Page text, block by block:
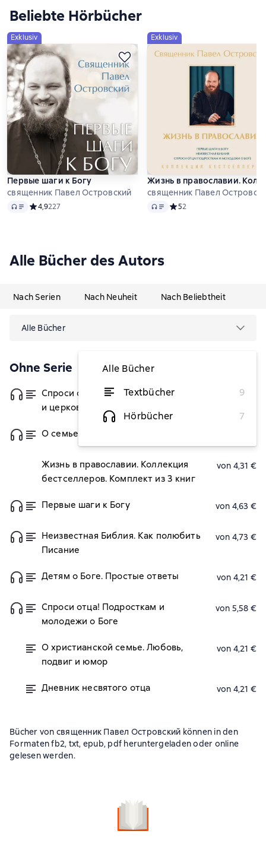
Beliebte Hörbücher
Exklusiv
Первые шаги к Богу
священник Павел Островский
Audio Средний рейтинг 4,9 на основе 227 оценок
4,9227
Exklusiv
Жизнь в православии.
священник Павел
Audio Средний рейтинг 5 на
52
Alle Bücher des Autors
Nach Serien Nach Neuheit Nach Beliebtheit
Alle Bücher
Alle Bücher
Textbücher
9
Hörbücher
7
Ohne Serie
Спроси отца! О Боге, духовной жизни
и церковных обычаях
von 4,31 €
О семье, детях и мирской жизни
Жизнь в православии. Коллекция
бестселлеров. Комплект из 3 книг
von 4,31 €
Первые шаги к Богу von 4,63 €
Неизвестная Библия. Как полюбить
Писание
von 4,73 €
Детям о Боге. Простые ответы von 4,21 €
Спроси отца! Подросткам и
молодежи о Боге
von 5,58 €
О христианской семье. Любовь,
подвиг и юмор
von 4,21 €
Дневник несвятого отца von 4,21 €
Bücher von священник Павел Островский können in den
Formaten fb2, txt, epub, pdf heruntergeladen oder online
gelesen werden.